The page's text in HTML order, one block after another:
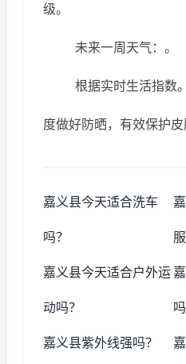
级。
未来一周天气：。
根据实时生活指数
度做好防晒，有效保护皮
嘉义县今天适合洗车
吗？ 服
嘉义县今天适合户外运
动吗？ 吗
嘉义县紫外线强吗？